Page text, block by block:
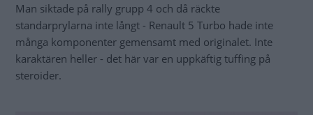
Man siktade på rally grupp 4 och då räckte
standarprylarna inte långt - Renault 5 Turbo hade inte
många komponenter gemensamt med originalet. Inte
karaktären heller - det här var en uppkäftig tuffing på
steroider.